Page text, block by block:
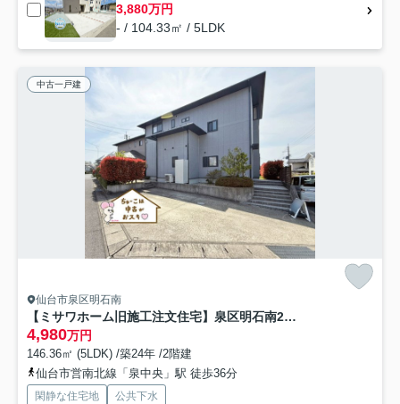
3,880万円
- / 104.33㎡ / 5LDK
中古一戸建
仙台市泉区明石南
【ミサワホーム旧施工注文住宅】泉区明石南2丁目
4,980万円
146.36㎡ (5LDK) /築24年 /2階建
仙台市営南北線「泉中央」駅 徒歩36分
閑静な住宅地 公共下水